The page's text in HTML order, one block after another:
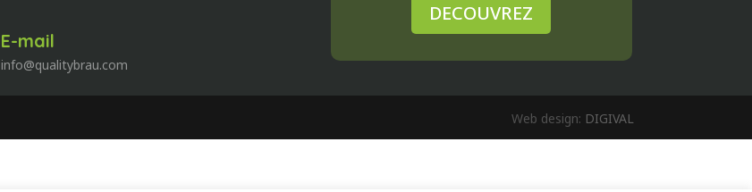
E-mail
info@qualitybrau.com
DECOUVREZ
Web design: DIGIVAL